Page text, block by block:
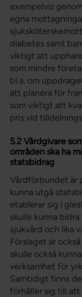
exempelvis
egna
diabetes samt
viktigt att
som mindre
bl.a. om
att planera för
som viktigt att
pris vid
5.2 Vårdgivare
områden ska ha
statsbidrag
Vårdförbundet är
kunna utgå
etablerar sig i
skulle kunna
sjukvård och lika
Förslaget är
skulle också
verksamhet för
Samtidigt finns
förhåller sig till att